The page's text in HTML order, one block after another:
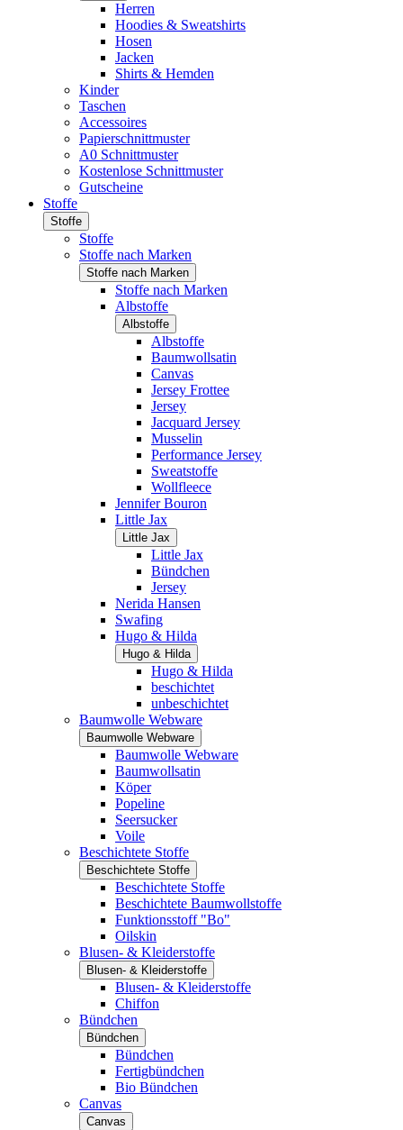
Herren
Hoodies & Sweatshirts
Hosen
Jacken
Shirts & Hemden
Kinder
Taschen
Accessoires
Papierschnittmuster
A0 Schnittmuster
Kostenlose Schnittmuster
Gutscheine
Stoffe
Stoffe
Stoffe
Stoffe nach Marken
Stoffe nach Marken
Stoffe nach Marken
Albstoffe
Albstoffe
Albstoffe
Baumwollsatin
Canvas
Jersey Frottee
Jersey
Jacquard Jersey
Musselin
Performance Jersey
Sweatstoffe
Wollfleece
Jennifer Bouron
Little Jax
Little Jax
Little Jax
Bündchen
Jersey
Nerida Hansen
Swafing
Hugo & Hilda
Hugo & Hilda
Hugo & Hilda
beschichtet
unbeschichtet
Baumwolle Webware
Baumwolle Webware
Baumwolle Webware
Baumwollsatin
Köper
Popeline
Seersucker
Voile
Beschichtete Stoffe
Beschichtete Stoffe
Beschichtete Stoffe
Beschichtete Baumwollstoffe
Funktionsstoff "Bo"
Oilskin
Blusen- & Kleiderstoffe
Blusen- & Kleiderstoffe
Blusen- & Kleiderstoffe
Chiffon
Bündchen
Bündchen
Bündchen
Fertigbündchen
Bio Bündchen
Canvas
Canvas